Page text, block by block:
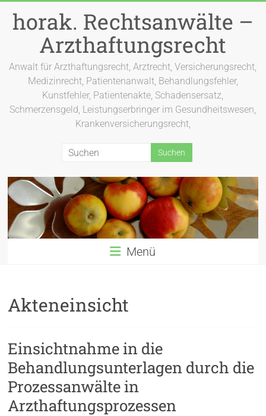
Inhalt
springen
horak. Rechtsanwälte –
Arzthaftungsrecht
Anwalt für Arzthaftungsrecht, Arztrecht, Versicherungsrecht,
Medizinrecht, Patientenanwalt, Behandlungsfehler,
Kunstfehler, Patientenakte, Schadensersatz,
Schmerzensgeld, Leistungserbringer im Gesundheitswesen,
Krankenversicherungsrecht,
Menü
Akteneinsicht
Einsichtnahme in die
Behandlungsunterlagen durch die
Prozessanwälte in
Arzthaftungsprozessen